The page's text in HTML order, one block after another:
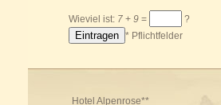
Wieviel ist: 7+ 9=
?
* Pflichtfelder
Hotel Alpenrose**